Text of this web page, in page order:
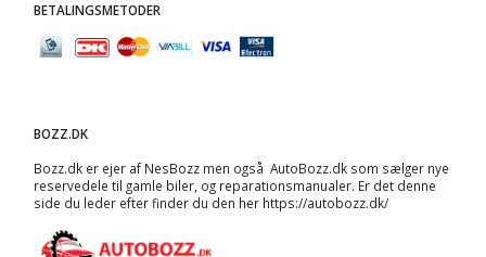
BETALINGSMETODER
BOZZ.DK
Bozz.dk er ejer af NesBozz men også AutoBozz.dk som sælger nye
reservedele til gamle biler, og reparationsmanualer. Er det denne
side du leder efter finder du den her https://autobozz.dk/